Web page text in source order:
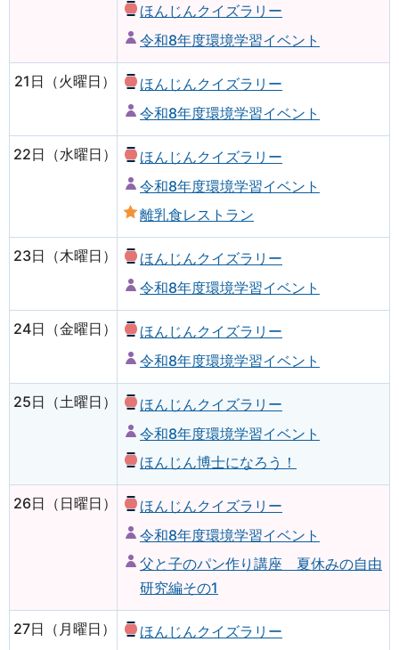
ほんじんクイズラリー
令和8年度環境学習イベント
21日（火曜日）
ほんじんクイズラリー
令和8年度環境学習イベント
22日（水曜日）
ほんじんクイズラリー
令和8年度環境学習イベント
離乳食レストラン
23日（木曜日）
ほんじんクイズラリー
令和8年度環境学習イベント
24日（金曜日）
ほんじんクイズラリー
令和8年度環境学習イベント
25日（土曜日）
ほんじんクイズラリー
令和8年度環境学習イベント
ほんじん博士になろう！
26日（日曜日）
ほんじんクイズラリー
令和8年度環境学習イベント
父と子のパン作り講座 夏休みの自由
研究編その1
27日（月曜日）
ほんじんクイズラリー